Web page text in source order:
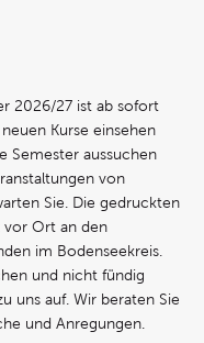
2026/27 ist ab sofort
Kurse einsehen
Semester aussuchen
von
Sie. Die gedruckten
vor Ort an den
im Bodenseekreis.
und nicht fündig
uns auf. Wir beraten Sie
und Anregungen.